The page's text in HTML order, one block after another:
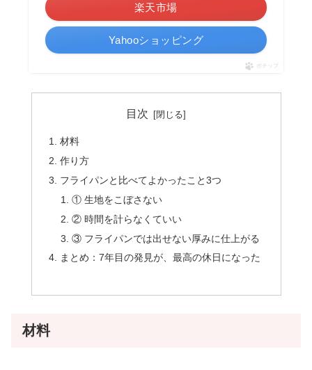
楽天市場
Yahooショッピング
ポチップ
目次
材料
作り方
フライパンと比べてよかったこと3つ
① 生地をこぼさない
② 時間を計らなくていい
③ フライパンでは出せない厚みに仕上がる
まとめ：7年目の発見が、最高の休日になった
材料